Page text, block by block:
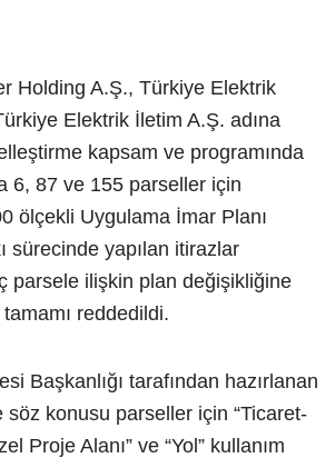
Holding A.Ş., Türkiye Elektrik
Elektrik İletim A.Ş. adına
kapsam ve programında
6, 87 ve 155 parseller için
ölçekli Uygulama İmar Planı
sürecinde yapılan itirazlar
parsele ilişkin plan değişikliğine
reddedildi.
Başkanlığı tarafından hazırlanan
söz konusu parseller için “Ticaret-
Proje Alanı” ve “Yol” kullanım